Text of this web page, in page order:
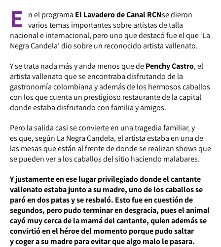
E n el programa El Lavadero de Canal RCNse dieron
varios temas importantes sobre artistas de talla
nacional e internacional, pero uno que destacó fue el que ‘La
Negra Candela’ dio sobre un reconocido artista vallenato.
Y se trata nada más y anda menos que dePenchy Castro, el
artista vallenato que se encontraba disfrutando de la
gastronomía colombiana y además de los hermosos caballos
con los que cuenta un prestigioso restaurante de la capital
donde estaba disfrutando con familia y amigos.
Pero la salida casi se convierte en una tragedia familiar, y
es que, según La Negra Candela, el artista estaba en una de
las mesas que están al frente de donde se realizan shows que
se pueden ver a los caballos del sitio haciendo malabares.
Y justamente en ese lugar privilegiado donde el cantante
vallenato estaba junto a su madre, uno de los caballos se
paró en dos patas y se resbaló. Esto fue en cuestión de
segundos, pero pudo terminar en desgracia, pues el animal
cayó muy cerca de la mamá del cantante, quien además se
convirtió en el héroe del momento porque pudo saltar
y coger a su madre para evitar que algo malo le pasara.